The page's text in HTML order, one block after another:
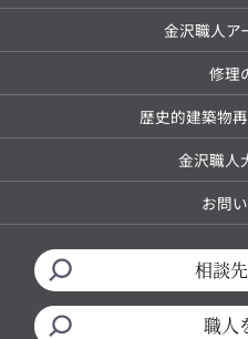
金沢職人ア
修理
歴史的建築物
金沢職人
お問
相談
職人